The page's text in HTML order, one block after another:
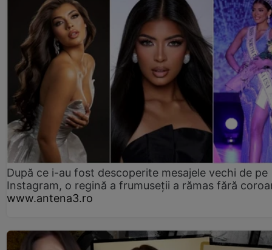
După ce i-au fost descoperite mesajele vechi de pe
Instagram, o regină a frumuseții a rămas fără
www.antena3.ro